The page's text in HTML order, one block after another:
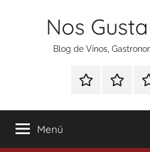
Nos
Blog de Vinos,
Especial
Tonics
Menú